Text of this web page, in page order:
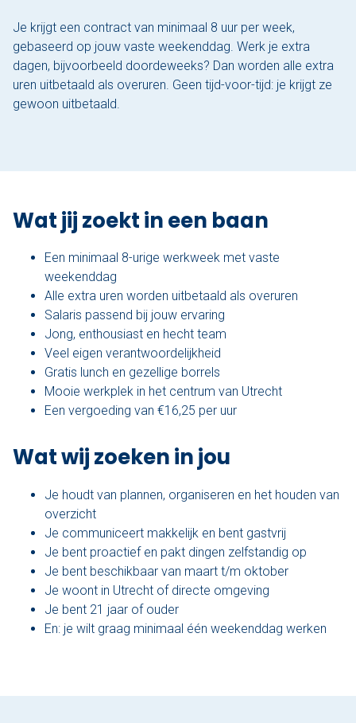
Je krijgt een contract van minimaal 8 uur per week,
gebaseerd op jouw vaste weekenddag. Werk je extra
dagen, bijvoorbeeld doordeweeks? Dan worden alle extra
uren uitbetaald als overuren. Geen tijd-voor-tijd: je krijgt ze
gewoon uitbetaald.
Wat jij zoekt in een baan
Een minimaal 8-urige werkweek met vaste
weekenddag
Alle extra uren worden uitbetaald als overuren
Salaris passend bij jouw ervaring
Jong, enthousiast en hecht team
Veel eigen verantwoordelijkheid
Gratis lunch en gezellige borrels
Mooie werkplek in het centrum van Utrecht
Een vergoeding van €16,25 per uur
Wat wij zoeken in jou
Je houdt van plannen, organiseren en het houden van
overzicht
Je communiceert makkelijk en bent gastvrij
Je bent proactief en pakt dingen zelfstandig op
Je bent beschikbaar van maart t/m oktober
Je woont in Utrecht of directe omgeving
Je bent 21 jaar of ouder
En: je wilt graag minimaal één weekenddag werken